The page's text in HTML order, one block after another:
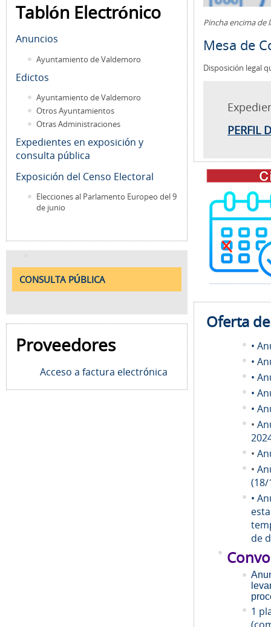
Tablón Electrónico
Anuncios
Ayuntamiento de Valdemoro
Edictos
Ayuntamiento de Valdemoro
Otros Ayuntamientos
Otras Administraciones
Expedientes en exposición y
consulta pública
Exposición del Censo Electoral
Elecciones al Parlamento Europeo del 9
de junio
CONSULTA PÚBLICA
Proveedores
Acceso a factura electrónica
Pincha encima de
Mesa de
Disposición legal
PERFIL
Oferta
•
•
•
•
•
•
•
•
(18/
•
de
1